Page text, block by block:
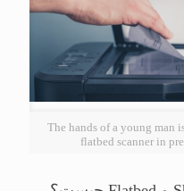
The hands of a young man
flatbed scanner in